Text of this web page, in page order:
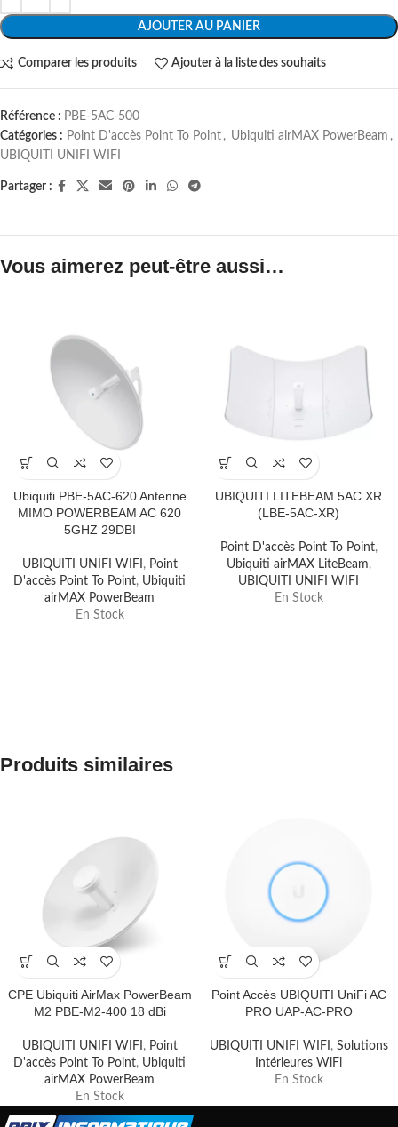
AJOUTER AU PANIER
Comparer les produits Ajouter à la liste des souhaits
Référence : PBE-5AC-500
Catégories : Point D'accès Point To Point , Ubiquiti airMAX PowerBeam ,
UBIQUITI UNIFI WIFI
Partager :
Vous aimerez peut-être aussi…
Ubiquiti PBE-5AC-620 Antenne
MIMO POWERBEAM AC 620
5GHZ 29DBI
UBIQUITI UNIFI WIFI , Point
D'accès Point To Point, Ubiquiti
airMAX PowerBeam
En Stock
UBIQUITI LITEBEAM 5AC XR
(LBE-5AC-XR)
Point D'accès Point To Point,
Ubiquiti airMAX LiteBeam,
UBIQUITI UNIFI WIFI
En Stock
Produits similaires
CPE Ubiquiti AirMax PowerBeam
M2 PBE-M2-400 18 dBi
UBIQUITI UNIFI WIFI , Point
D'accès Point To Point, Ubiquiti
airMAX PowerBeam
En Stock
Point Accès UBIQUITI UniFi AC
PRO UAP-AC-PRO
UBIQUITI UNIFI WIFI , Solutions
Intérieures WiFi
En Stock